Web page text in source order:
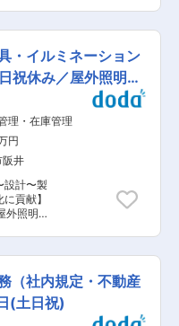
ストア向
ー」「健
らもタイ
す。
工場向け
ス、付随
等多角
の実績
が大き
経済のバ
い手候
されて
人と自
連する現
とによっ
、「つ
リー、
ション企
対応します。 変更の範囲：無
算等） ・
書発
業務 ・管
異分析、
法人対応
対応 ・
より経
未来に
ション
経験を元
■組
います。
います！
ーク・ラ
的は様々
活のス
・イルミネーション
祝休み／屋外照明メ
理・在庫管理
円
阪井
設計〜製
貢献】
外照明器
な物流体
出庫準備
検やメン
配置の最
（社内規定・不動産
(土日祝)